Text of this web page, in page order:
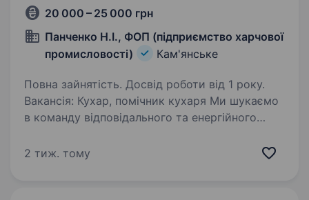
20 000 – 25 000 грн
Панченко Н.І., ФОП (підприємство харчової
промисловості)
Кам'янське
Повна зайнятість. Досвід роботи від 1 року.
Вакансія: Кухар, помічник кухаря Ми шукаємо
в команду відповідального та енергійного
Приготуванні страв згідно з рецептами
2 тиж. тому